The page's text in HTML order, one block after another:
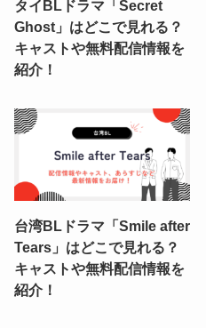
タイBLドラマ「Secret
Ghost」はどこで見れる？
キャストや無料配信情報を
紹介！
台湾BLドラマ「Smile after
Tears」はどこで見れる？
キャストや無料配信情報を
紹介！